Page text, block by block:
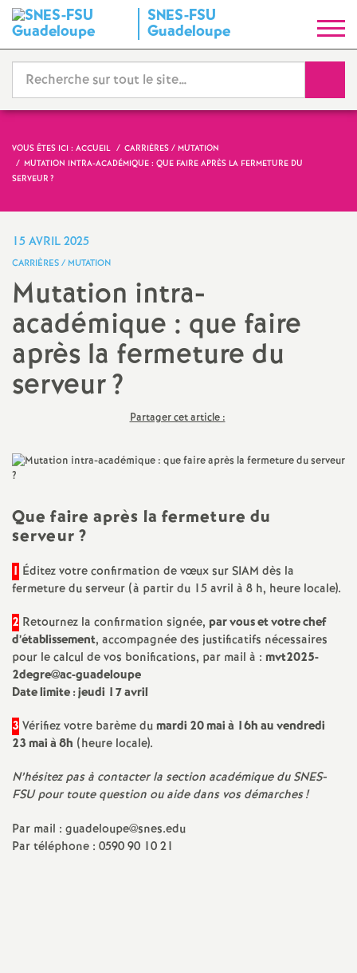
SNES-FSU
Guadeloupe
y
n
d
t
N
i
o
n
a
l
e
E
VOUS ÊTES ICI : ACCUEIL
CARRIÈRES / MUTATION
MUTATION INTRA-ACADÉMIQUE : QUE FAIRE APRÈS LA FERMETURE DU
SERVEUR ?
15 AVRIL 2025
CARRIÈRES / MUTATION
Mutation intra-
académique : que faire
après la fermeture du
serveur?
Partager cet article :
Que faire après la fermeture du
serveur ?
1 Éditez votre confirmation de vœux sur SIAM dès la
fermeture du serveur (à partir du 15 avril à 8 h, heure locale).
2 Retournez la confirmation signée, par vous et votre chef
d’établissement, accompagnée des justificatifs nécessaires
pour le calcul de vos bonifications, par mail à : mvt2025-
2degre@ac-guadeloupe
Date limite : jeudi 17 avril
3Vérifiez votre barème dumardi 20 mai à 16h au vendredi
23 mai à 8h (heure locale).
N’hésitez pas à contacter la section académique du SNES-
FSU pour toute question ou aide dans vos démarches!
Par mail : guadeloupe@snes.edu
Par téléphone : 0590 90 10 21